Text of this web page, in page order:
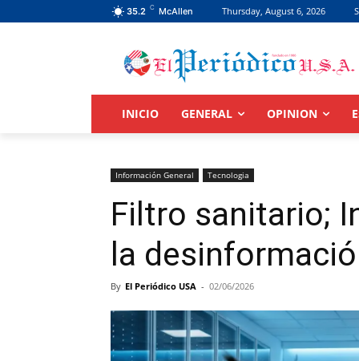
35.2 C McAllen Thursday, August 6, 2026
INICIO GENERAL OPINION
Información General Tecnologia
Filtro sanitario;
la
By El Periódico USA - 02/06/2026